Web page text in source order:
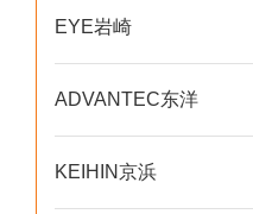
EYE岩崎
ADVANTEC东洋
KEIHIN京浜